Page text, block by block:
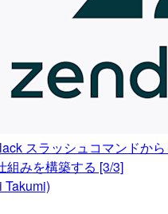
スラッシュコマンドか
組みを構築する [3/3]
Takumi)